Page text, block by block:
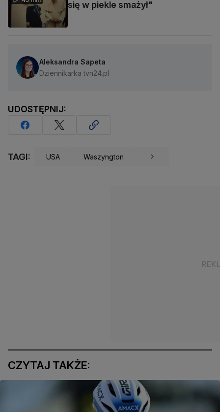
się w piekle smażył"
Aleksandra Sapeta
Dziennikarka tvn24.pl
UDOSTĘPNIJ:
TAGI: USA Waszyngton
CZYTAJ TAKŻE: